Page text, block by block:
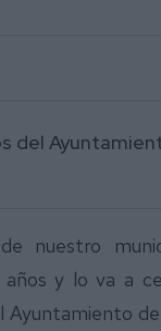
del
nuestro
años y lo va a